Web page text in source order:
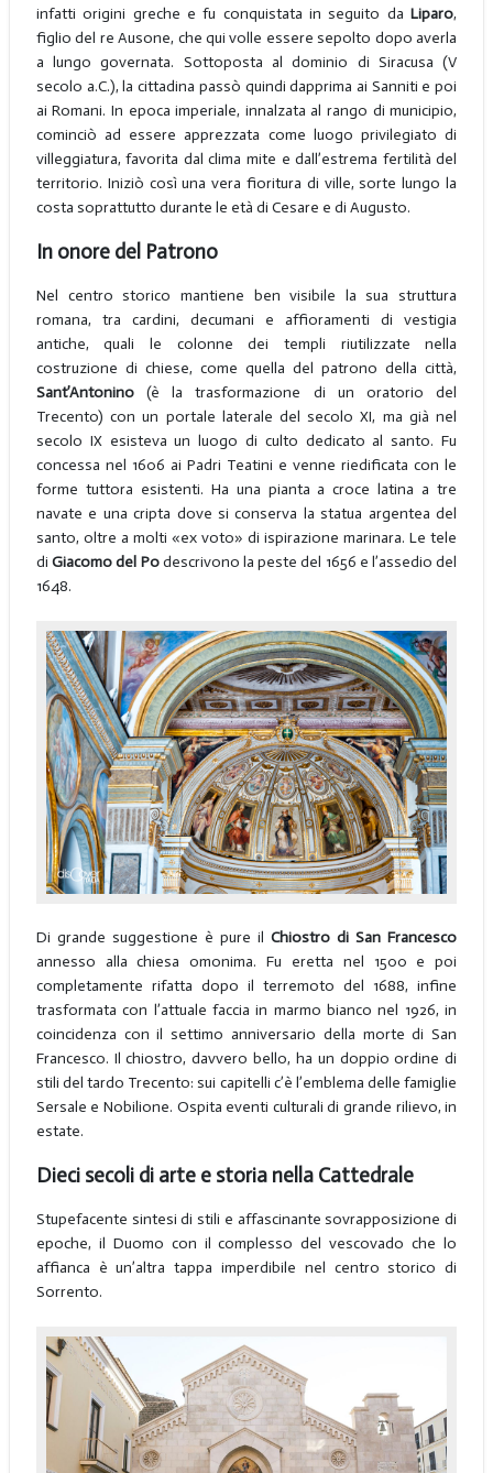
infatti origini greche e fu conquistata in seguito da Liparo,
figlio del re Ausone, che qui volle essere sepolto dopo averla
a lungo governata. Sottoposta al dominio di Siracusa (V
secolo a.C.), la cittadina passò quindi dapprima ai Sanniti e poi
ai Romani. In epoca imperiale, innalzata al rango di municipio,
cominciò ad essere apprezzata come luogo privilegiato di
villeggiatura, favorita dal clima mite e dall’estrema fertilità del
territorio. Iniziò così una vera fioritura di ville, sorte lungo la
costa soprattutto durante le età di Cesare e di Augusto.
In onore del Patrono
Nel centro storico mantiene ben visibile la sua struttura
romana, tra cardini, decumani e affioramenti di vestigia
antiche, quali le colonne dei templi riutilizzate nella
costruzione di chiese, come quella del patrono della città,
Sant’Antonino(è la trasformazione di un oratorio del
Trecento) con un portale laterale del secolo XI, ma già nel
secolo IX esisteva un luogo di culto dedicato al santo. Fu
concessa nel 1606 ai Padri Teatini e venne riedificata con le
forme tuttora esistenti. Ha una pianta a croce latina a tre
navate e una cripta dove si conserva la statua argentea del
santo, oltre a molti «ex voto» di ispirazione marinara. Le tele
diGiacomo del Podescrivono la peste del 1656 e l’assedio del
1648.
Di grande suggestione è pure ilChiostro di San Francesco
annesso alla chiesa omonima. Fu eretta nel 1500 e poi
completamente rifatta dopo il terremoto del 1688, infine
trasformata con l’attuale faccia in marmo bianco nel 1926, in
coincidenza con il settimo anniversario della morte di San
Francesco. Il chiostro, davvero bello, ha un doppio ordine di
stili del tardo Trecento: sui capitelli c’è l’emblema delle famiglie
Sersale e Nobilione. Ospita eventi culturali di grande rilievo, in
estate.
Dieci secoli di arte e storia nella Cattedrale
Stupefacente sintesi di stili e affascinante sovrapposizione di
epoche, il Duomo con il complesso del vescovado che lo
affianca è un’altra tappa imperdibile nel centro storico di
Sorrento.